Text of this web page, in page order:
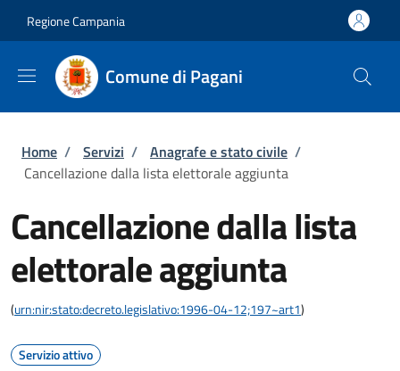
Regione Campania
Comune di Pagani
Briciole di pane
Home / Servizi / Anagrafe e stato civile /
Cancellazione dalla lista elettorale aggiunta
Cancellazione dalla lista
elettorale aggiunta
(urn:nir:stato:decreto.legislativo:1996-04-12;197~art1)
Servizio attivo